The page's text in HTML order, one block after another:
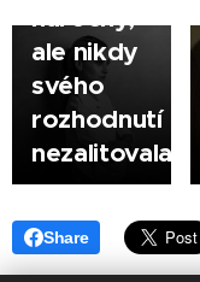
náročný,
ale nikdy
svého
rozhodnutí
nezalitovala
Share